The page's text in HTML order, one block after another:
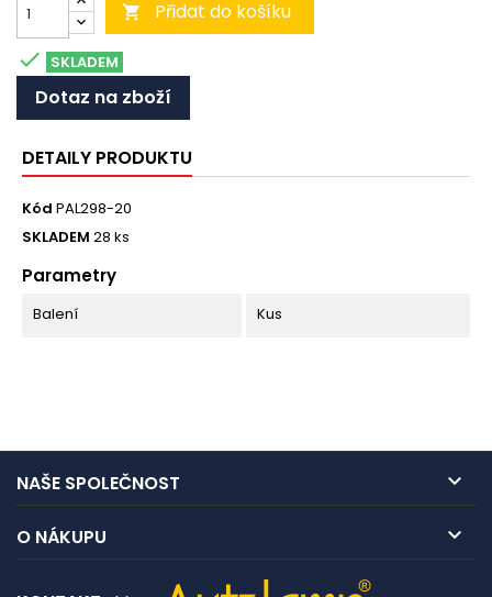
 Přidat do košíku
 SKLADEM
Dotaz na zboží
DETAILY PRODUKTU
Kód PAL298-20
SKLADEM 28 ks
Parametry
Balení Kus
NAŠE SPOLEČNOST 
O NÁKUPU 